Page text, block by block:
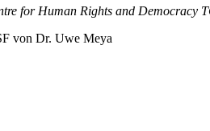
for Human Rights and Democracy
von Dr. Uwe Meya